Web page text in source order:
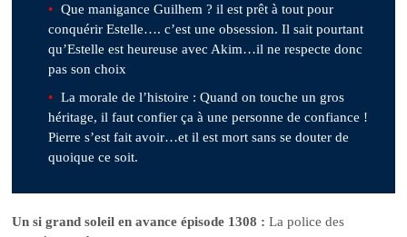
Que manigance Guilhem ? il est prêt à tout pour
conquérir Estelle…. c’est une obsession. Il sait pourtant
qu’Estelle est heureuse avec Akim…il ne respecte donc
pas son choix
La morale de l’histoire : Quand on touche un gros
héritage, il faut confier ça à une personne de confiance !
Pierre s’est fait avoir…et il est mort sans se douter de
quoique ce soit.
Un si grand soleil en avance épisode 1308 : La police des